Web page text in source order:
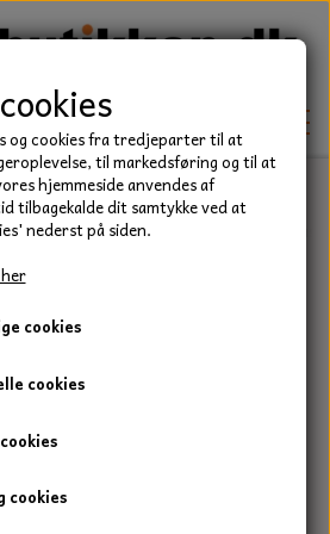
TEKNIK
KILEREMME
LEJER
PAKDÅSER
LÅSERINGE
PARK
TIL PLÆNEKLIPPER OG
ENTREPRENØR
Stålbolt, Rustfri, A2
og cookies fra tredjeparter til at
til markedsføring og til at
hjemmeside anvendes af
tilbagekalde dit samtykke ved at
nederst på siden.
cookies
cookies
cookies